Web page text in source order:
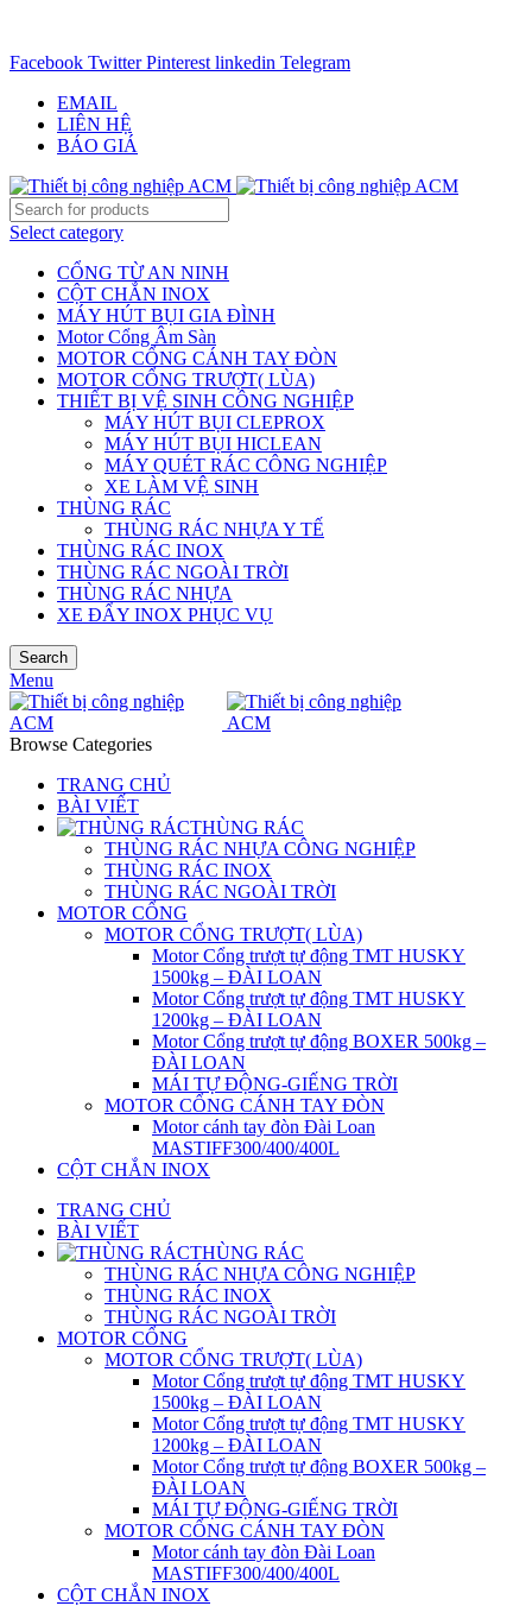
Facebook Twitter Pinterest linkedin Telegram
EMAIL
LIÊN HỆ
BÁO GIÁ
Select category
CỔNG TỪ AN NINH
CỘT CHẮN INOX
MÁY HÚT BỤI GIA ĐÌNH
Motor Cổng Âm Sàn
MOTOR CỔNG CÁNH TAY ĐÒN
MOTOR CỔNG TRƯỢT( LÙA)
THIẾT BỊ VỆ SINH CÔNG NGHIỆP
MÁY HÚT BỤI CLEPROX
MÁY HÚT BỤI HICLEAN
MÁY QUÉT RÁC CÔNG NGHIỆP
XE LÀM VỆ SINH
THÙNG RÁC
THÙNG RÁC NHỰA Y TẾ
THÙNG RÁC INOX
THÙNG RÁC NGOÀI TRỜI
THÙNG RÁC NHỰA
XE ĐẨY INOX PHỤC VỤ
Search
Menu
Browse Categories
TRANG CHỦ
BÀI VIẾT
THÙNG RÁC
THÙNG RÁC NHỰA CÔNG NGHIỆP
THÙNG RÁC INOX
THÙNG RÁC NGOÀI TRỜI
MOTOR CỔNG
MOTOR CỔNG TRƯỢT( LÙA)
Motor Cổng trượt tự động TMT HUSKY
1500kg – ĐÀI LOAN
Motor Cổng trượt tự động TMT HUSKY
1200kg – ĐÀI LOAN
Motor Cổng trượt tự động BOXER 500kg –
ĐÀI LOAN
MÁI TỰ ĐỘNG-GIẾNG TRỜI
MOTOR CỔNG CÁNH TAY ĐÒN
Motor cánh tay đòn Đài Loan
MASTIFF300/400/400L
CỘT CHẮN INOX
TRANG CHỦ
BÀI VIẾT
THÙNG RÁC
THÙNG RÁC NHỰA CÔNG NGHIỆP
THÙNG RÁC INOX
THÙNG RÁC NGOÀI TRỜI
MOTOR CỔNG
MOTOR CỔNG TRƯỢT( LÙA)
Motor Cổng trượt tự động TMT HUSKY
1500kg – ĐÀI LOAN
Motor Cổng trượt tự động TMT HUSKY
1200kg – ĐÀI LOAN
Motor Cổng trượt tự động BOXER 500kg –
ĐÀI LOAN
MÁI TỰ ĐỘNG-GIẾNG TRỜI
MOTOR CỔNG CÁNH TAY ĐÒN
Motor cánh tay đòn Đài Loan
MASTIFF300/400/400L
CỘT CHẮN INOX